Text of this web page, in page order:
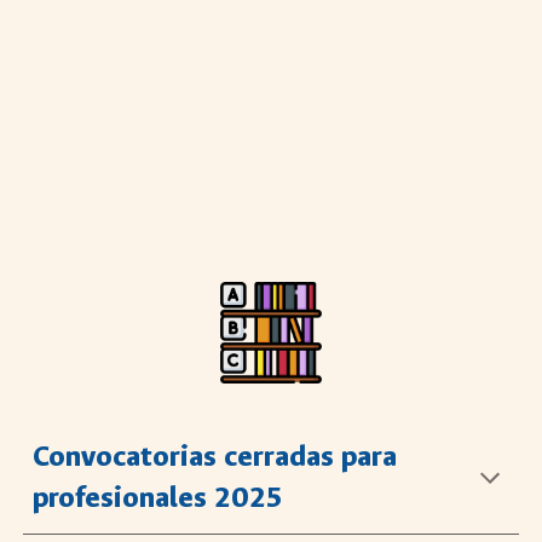
Convocatorias cerradas para
profesionales 2025